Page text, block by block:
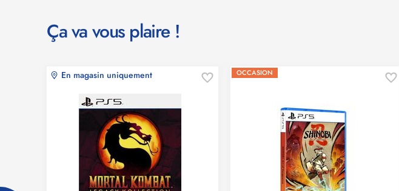
Ça va vous plaire !
En magasin uniquement OCCASION